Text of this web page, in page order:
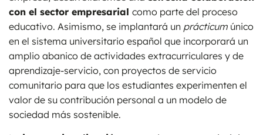
con el sector empresarial como parte del proceso
educativo. Asimismo, se implantará un prácticum único
en el sistema universitario español que incorporará un
amplio abanico de actividades extracurriculares y de
aprendizaje-servicio, con proyectos de servicio
comunitario para que los estudiantes experimenten el
valor de su contribución personal a un modelo de
sociedad más sostenible.